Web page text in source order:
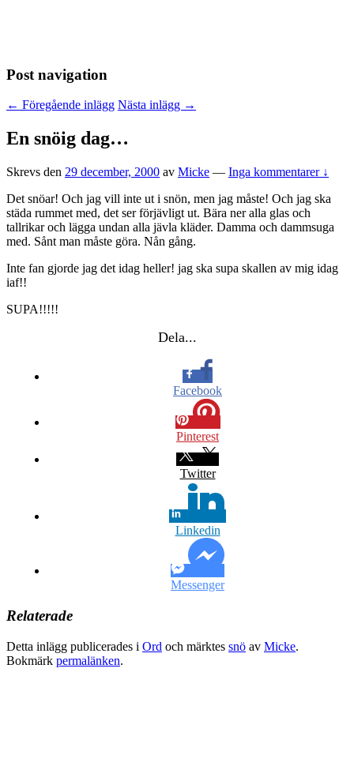
Post navigation
← Föregående inlägg Nästa inlägg →
En snöig dag…
Skrevs den 29 december, 2000 av Micke — Inga kommentarer ↓
Det snöar! Och jag vill inte ut i snön, men jag måste! Och jag ska
städa rummet med, det ser förjävligt ut. Bära ner alla glas och
tallrikar och lägga undan alla jävla kläder. Damma och dammsuga
med. Sånt man måste göra. Nån gång.
Inte fan gjorde jag det idag heller! jag ska supa skallen av mig idag
iaf!!
SUPA!!!!!
Dela...
Facebook
Pinterest
Twitter
Linkedin
Messenger
Relaterade
Detta inlägg publicerades i Ord och märktes snö av Micke.
Bokmärk permalänken.